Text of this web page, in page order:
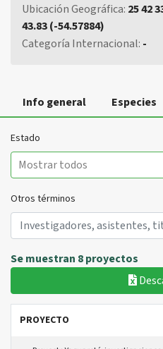
Ubicación Geográfica: 25 42
43.83 (-54.57884)
Categoría Internacional: -
Info general Especies
Estado
Mostrar todos
Otros términos
Se muestran 8 proyectos
PROYECTO